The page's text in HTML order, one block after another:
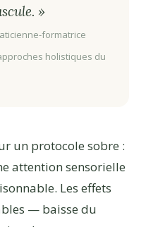
»
formatrice
holistiques du
un protocole sobre :
attention sensorielle
Les effets
— baisse du